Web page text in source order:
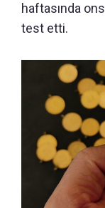
haftasında
test etti.